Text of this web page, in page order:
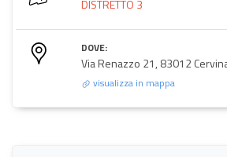
DISTRETTO 3
DOVE:
Via Renazzo 21, 83012
visualizza in mappa